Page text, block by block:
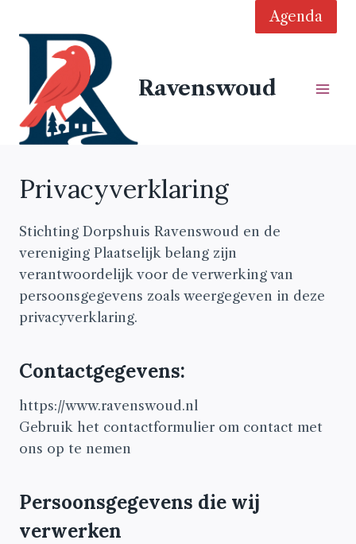
naar
Agenda
Ravenswoud
Privacyverklaring
Stichting Dorpshuis Ravenswoud en de
vereniging Plaatselijk belang zijn
verantwoordelijk voor de verwerking van
persoonsgegevens zoals weergegeven in deze
privacyverklaring.
Contactgegevens:
https://www.ravenswoud.nl
Gebruik het contactformulier om contact met
ons op te nemen
Persoonsgegevens die wij
verwerken